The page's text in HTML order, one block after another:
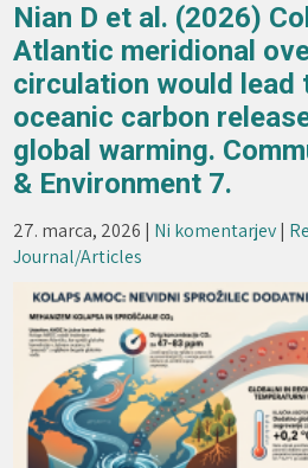
Nian D et al. (2026)
Atlantic meridional
circulation would lead
oceanic carbon
global warming.
& Environment 7.
27. marca, 2026 | Ni komentarjev|
Journal/Articles